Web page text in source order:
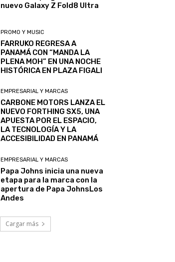
nuevo Galaxy Z Fold8 Ultra
PROMO Y MUSIC
FARRUKO REGRESA A
PANAMÁ CON “MANDA LA
PLENA MOH” EN UNA NOCHE
HISTÓRICA EN PLAZA FIGALI
EMPRESARIAL Y MARCAS
CARBONE MOTORS LANZA EL
NUEVO FORTHING SX5, UNA
APUESTA POR EL ESPACIO,
LA TECNOLOGÍA Y LA
ACCESIBILIDAD EN PANAMÁ
EMPRESARIAL Y MARCAS
Papa Johns inicia una nueva
etapa para la marca con la
apertura de Papa JohnsLos
Andes
Cargar más